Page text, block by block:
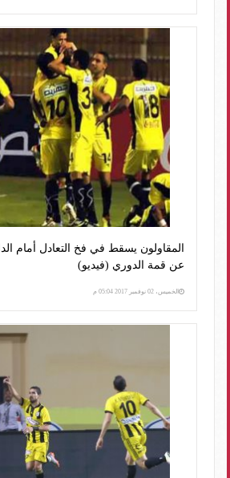
عن قمة الدوري (فيديو)
الخميس، 02 نوفمبر 2017 05:04 م